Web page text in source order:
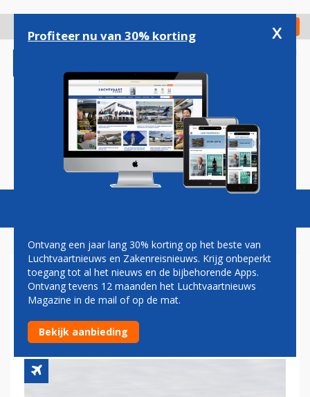
gaan
Check in
Magazine Podcasts Vacatures
AIR CANADA BETAALT 200
MILJOEN MINDER VOOR AIR
TRANSAT
Profiteer nu van 30% korting x
Ontvang een jaar lang 30% korting op het beste van
Luchtvaartnieuws en Zakenreisnieuws. Krijg onbeperkt
toegang tot al het nieuws en de bijbehorende Apps.
Ontvang tevens 12 maanden het Luchtvaartnieuws
Magazine in de mail of op de mat.
Bekijk aanbieding